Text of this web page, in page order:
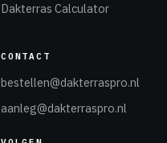
Dakterras Calculator
CONTACT
bestellen@dakterraspro.nl
aanleg@dakterraspro.nl